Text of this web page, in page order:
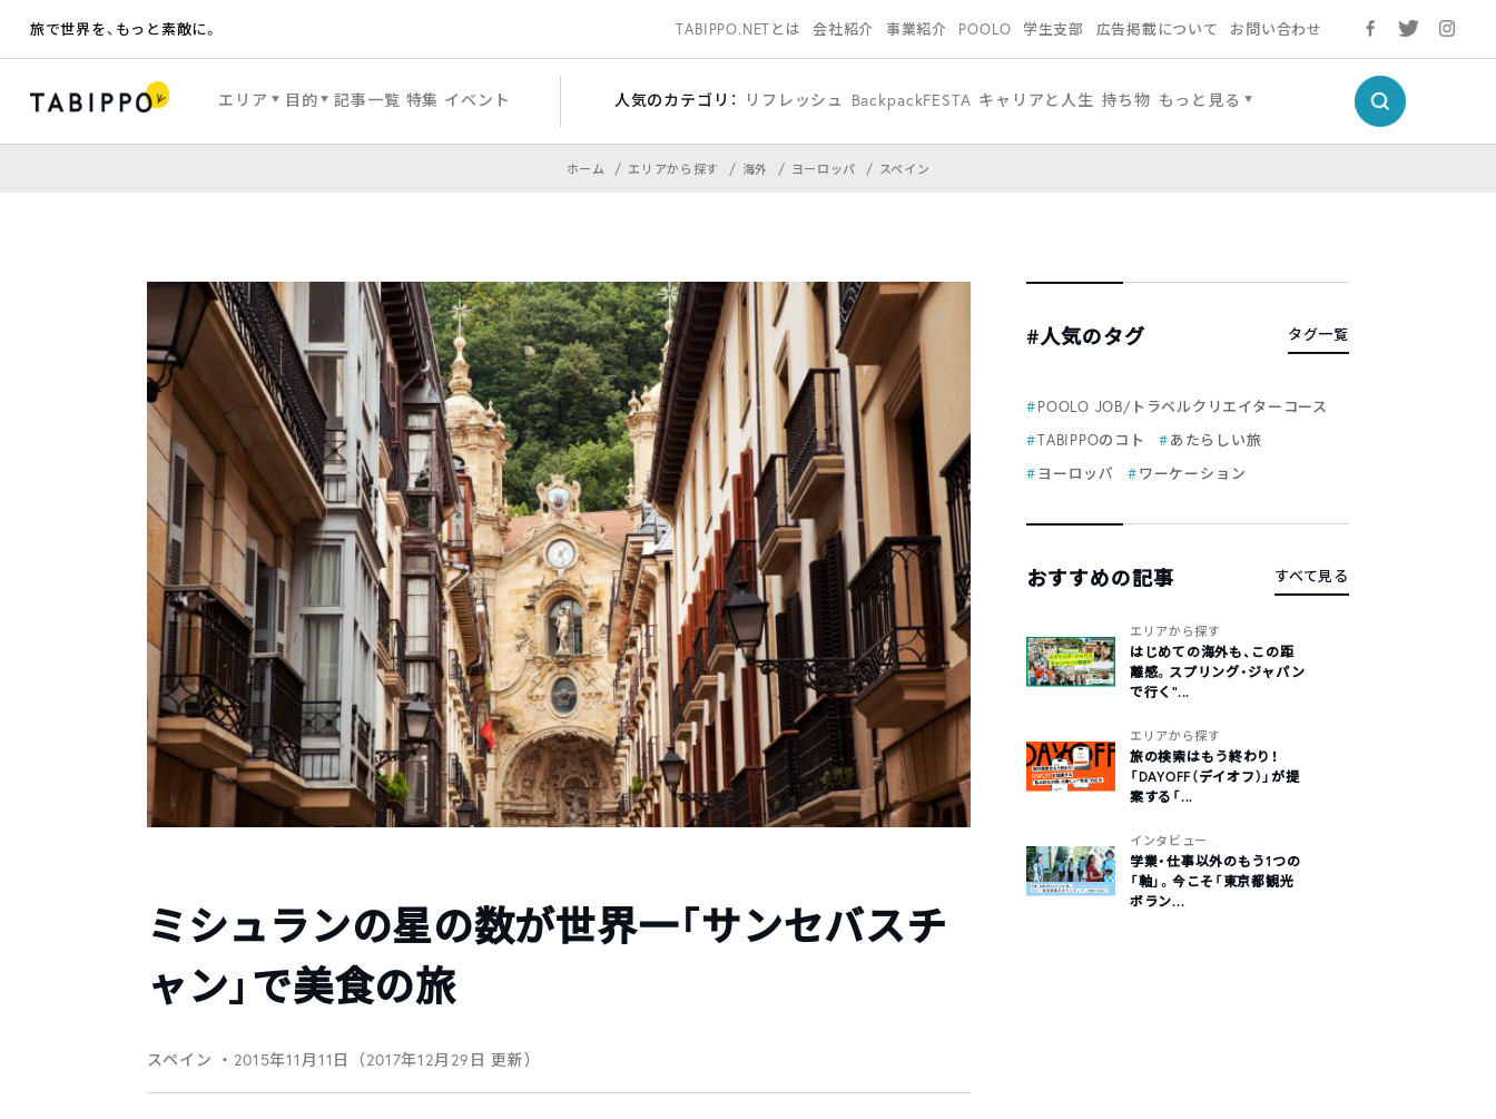
旅で世界を、もっと素敵に。 TABIPPO.NETとは 会社紹介 事業紹介 POOLO 学生支部 広告掲載について お問い合わせ
エリア 目的 記事一覧 特集 イベント 人気のカテゴリ： リフレッシュ BackpackFESTA キャリアと人生 持ち物 もっと見る
ホーム エリアから探す 海外 ヨーロッパ スペイン
ミシュランの星の数が世界一「サンセバスチ
ャン」で美食の旅
スペイン ・2015年11月11日（2017年12月29日 更新）
#人気のタグ タグ一覧
POOLO JOB/トラベルクリエイターコース
TABIPPOのコト
あたらしい旅
ヨーロッパ
ワーケーション
おすすめの記事 すべて見る
エリアから探す
はじめての海外も、この距
離感。スプリング・ジャパン
で行く“...
エリアから探す
旅の検索はもう終わり！
「DAYOFF（デイオフ）」が提
案する「...
インタビュー
学業・仕事以外のもう1つの
「軸」。今こそ「東京都観光
ボラン...